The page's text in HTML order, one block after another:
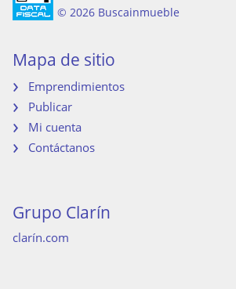
© 2026 Buscainmueble
Mapa de sitio
Emprendimientos
Publicar
Mi cuenta
Contáctanos
Grupo Clarín
clarín.com